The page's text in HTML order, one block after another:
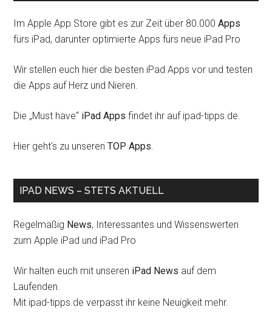
Im Apple App Store gibt es zur Zeit über 80.000Apps
fürs iPad, darunter optimierte Apps fürs neue iPad Pro
Wir stellen euch hier die besten iPad Apps vor und testen
die Apps auf Herz und Nieren.
Die „Must have“ iPad Apps findet ihr auf ipad-tipps.de.
Hier geht's zu unserenTOP Apps.
IPAD NEWS – STETS AKTUELL
Regelmäßig News, Interessantes und Wissenswerten
zum Apple iPad und iPad Pro
Wir halten euch mit unseren iPad News auf dem
Laufenden.
Mit ipad-tipps.de verpasst ihr keine Neuigkeit mehr.